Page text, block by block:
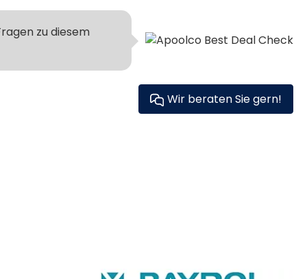
zu diesem
Wir beraten Sie gern!